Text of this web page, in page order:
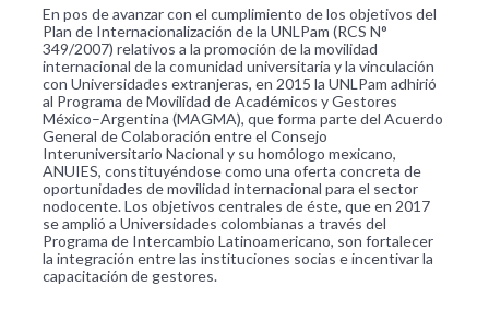
En pos de avanzar con el cumplimiento de los objetivos del
Plan de Internacionalización de la UNLPam (RCS N°
349/2007) relativos a la promoción de la movilidad
internacional de la comunidad universitaria y la vinculación
con Universidades extranjeras, en 2015 la UNLPam adhirió
al Programa de Movilidad de Académicos y Gestores
México–Argentina (MAGMA), que forma parte del Acuerdo
General de Colaboración entre el Consejo
Interuniversitario Nacional y su homólogo mexicano,
ANUIES, constituyéndose como una oferta concreta de
oportunidades de movilidad internacional para el sector
nodocente. Los objetivos centrales de éste, que en 2017
se amplió a Universidades colombianas a través del
Programa de Intercambio Latinoamericano, son fortalecer
la integración entre las instituciones socias e incentivar la
capacitación de gestores.